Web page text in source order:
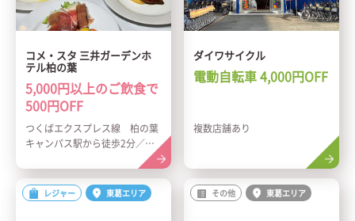
コメ・スタ 三井ガーデンホ
テル柏の葉
5,000円以上のご飲食で
500円OFF
つくばエクスプレス線 柏の葉
キャンパス駅から徒歩2分／常
ダイワサイクル
電動自転車 4,000円OFF
複数店舗あり
レジャー 東葛エリア その他 東葛エリア